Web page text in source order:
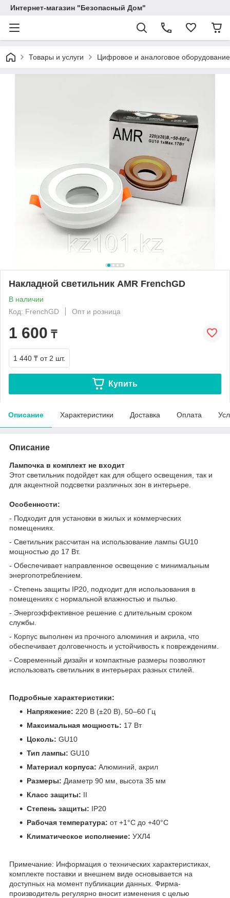
Интернет-магазин "Безопасный Дом"
Товары и услуги Цифровое и аналоговое оборудование
Накладной светильник AMR FrenchGD
В наличии
Код: FrenchGD
Опт и розница
1 600 ₸
1 440 ₸ от 2 шт.
Купить
Описание Характеристики Доставка Оплата
Описание
Лампочка в комплект не входит
Этот светильник подойдет как для общего освещения, так и
для акцентной подсветки различных зон в интерьере.
Особенности:
- Подходит для установки в жилых и коммерческих
помещениях.
- Светильник рассчитан на использование лампы GU10
мощностью до 17 Вт.
- Обеспечивает направленное освещение с минимальным
энергопотреблением.
- Степень защиты IP20, подходит для использования в
помещениях с нормальной влажностью и пылью.
- Энергоэффективное решение с длительным сроком
службы.
- Корпус выполнен из прочного алюминия и акрила, что
обеспечивает долговечность и устойчивость к повреждениям.
- Современный дизайн и компактные размеры позволяют
использовать светильник в интерьерах разных стилей.
Подробные характеристики:
Напряжение: 220 В (±20 В), 50–60 Гц
Максимальная мощность: 17 Вт
Цоколь: GU10
Тип лампы: GU10
Материал корпуса: Алюминий, акрил
Размеры: Диаметр 90 мм, высота 35 мм
Класс защиты: II
Степень защиты: IP20
Рабочая температура: от +1°C до +40°C
Климатическое исполнение: УХЛ4
Примечание: Информация о технических характеристиках,
комплекте поставки и внешнем виде основывается на
доступных на момент публикации данных. Фирма-
производитель регулярно вносит изменения с целью